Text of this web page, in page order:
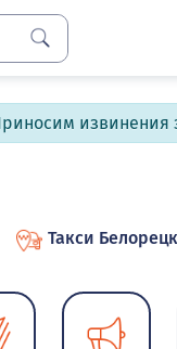
извинения
Такси